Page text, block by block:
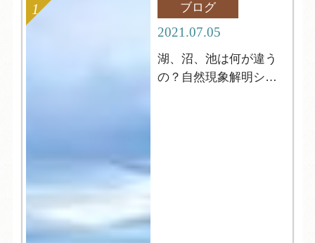
ブログ
2021.07.05
湖、沼、池は何が違う
の？自然現象解明シリ